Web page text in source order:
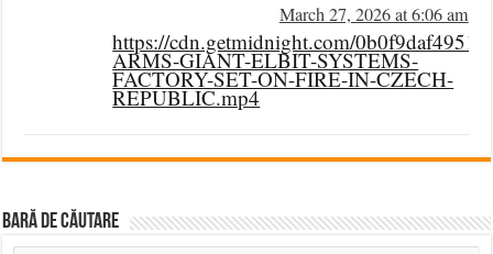
March 27, 2026 at 6:06 am
https://cdn.getmidnight.com/
ARMS-GIANT-ELBIT-SYSTEMS-
FACTORY-SET-ON-FIRE-IN-CZECH-
REPUBLIC.mp4
BARĂ DE CĂUTARE